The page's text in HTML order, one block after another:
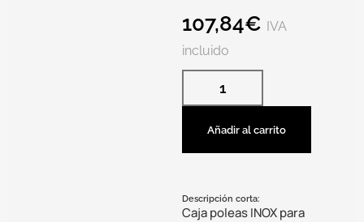
107,84€ IVA
incluido
Añadir al carrito
Descripción corta:
Caja poleas INOX para